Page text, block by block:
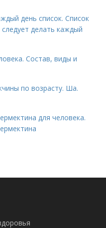
день список. Список
делать каждый
Состав, виды и
по возрасту. Ша.
для человека.